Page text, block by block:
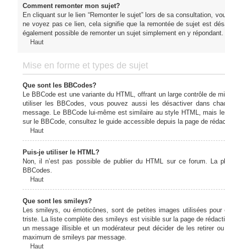
Comment remonter mon sujet?
En cliquant sur le lien “Remonter le sujet” lors de sa consultation,
ne voyez pas ce lien, cela signifie que la remontée de sujet est
également possible de remonter un sujet simplement en y
Haut
Mise en forme et types de sujet
Que sont les BBCodes?
Le BBCode est une variante du HTML, offrant un large contrôle de
utiliser les BBCodes, vous pouvez aussi les désactiver dans
message. Le BBCode lui-même est similaire au style HTML, mais
sur le BBCode, consultez le guide accessible depuis la page de
Haut
Puis-je utiliser le HTML?
Non, il n’est pas possible de publier du HTML sur ce forum. La
BBCodes.
Haut
Que sont les smileys?
Les smileys, ou émoticônes, sont de petites images utilisées
triste. La liste complète des smileys est visible sur la page de
un message illisible et un modérateur peut décider de les retirer
maximum de smileys par message.
Haut